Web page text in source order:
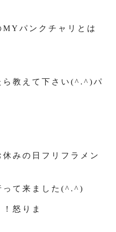
パンクチャリとは
ら教えて下さい(^.^)パ
みの日フリフラメン
って来ました(^.^)
怒りま